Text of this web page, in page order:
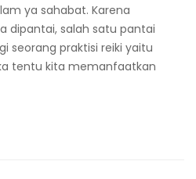
ya sahabat. Karena
dipantai, salah satu pantai
seorang praktisi reiki yaitu
tentu kita memanfaatkan